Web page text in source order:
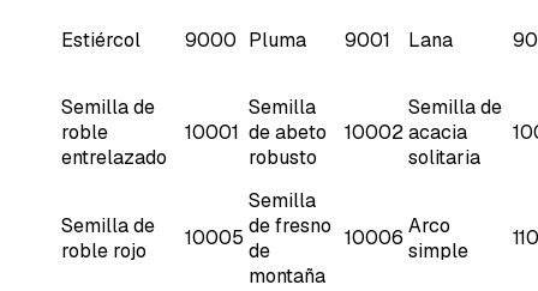
Estiércol 9000 Pluma 9001 Lana
Semilla de
roble
entrelazado
10001
Semilla
de abeto
robusto
10002
Semilla de
acacia
solitaria
Semilla de
roble rojo
10005
Semilla
de fresno
de
montaña
10006 Arco
simple